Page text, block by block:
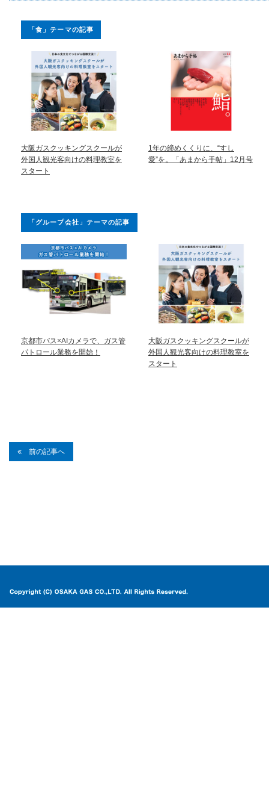
「食」テーマの記事
大阪ガスクッキングスクールが
外国人観光客向けの料理教室を
スタート
1年の締めくくりに、“すし
愛”を。「あまから手帖」12月号
「グループ会社」テーマの記事
京都市バス×AIカメラで、ガス管
パトロール業務を開始！
大阪ガスクッキングスクールが
外国人観光客向けの料理教室を
スタート
前の記事へ